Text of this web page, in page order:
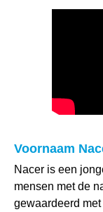
Voornaam
Nacer is een
mensen met de
gewaardeerd